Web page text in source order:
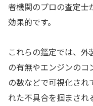
者機関のプロの査定士
効果的です。
これらの鑑定では、
の有無やエンジンのコ
の数などで可視化され
れた不具合を掴まされ